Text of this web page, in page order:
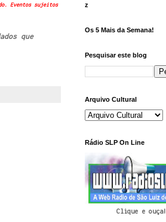
Eventos sujeitos
que
z
Os 5 Mais da Semana!
Pesquisar este blog
Arquivo Cultural
Rádio SLP On Line
Clique e ouça!